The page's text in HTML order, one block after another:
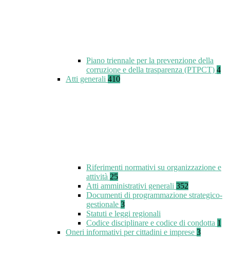
Piano triennale per la prevenzione della
corruzione e della trasparenza (PTPCT) 4
Atti generali 410
Riferimenti normativi su organizzazione e
attività 25
Atti amministrativi generali 352
Documenti di programmazione strategico-
gestionale 3
Statuti e leggi regionali
Codice disciplinare e codice di condotta 1
Oneri informativi per cittadini e imprese 3